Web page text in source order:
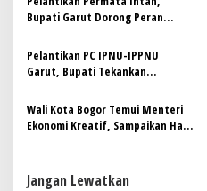
o
s
Bupati Garut Dorong Peran
Daerah
Pelantikan PC IPNU-IPPNU
Garut, Bupati Tekankan
Intelektual, Spiritual, Emosional,
dan Sosial bagi Pemimpin di Masa
Depan
Wali Kota Bogor Temui Menteri
Ekonomi Kreatif, Sampaikan Hal
Jangan Lewatkan